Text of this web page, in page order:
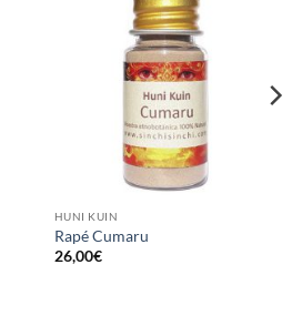
HUNI KUIN
Rapé Cumaru
26,00€